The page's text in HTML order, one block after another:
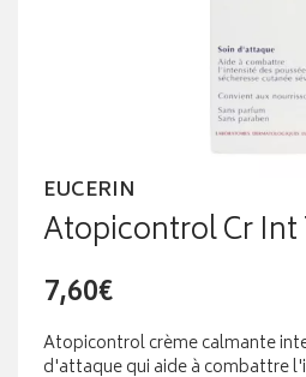
EUCERIN
Atopicontrol Cr Int
7,60€
Atopicontrol crème calmante
d'attaque qui aide à combattre